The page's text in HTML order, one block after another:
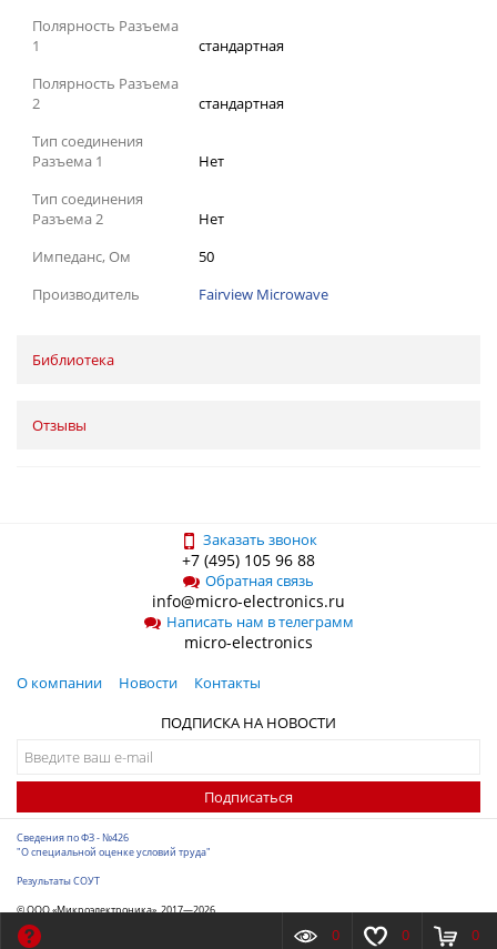
Полярность Разъема
1
стандартная
Полярность Разъема
2
стандартная
Тип соединения
Разъема 1
Нет
Тип соединения
Разъема 2
Нет
Импеданс, Ом
50
Производитель
Fairview Microwave
Библиотека
Отзывы
Заказать звонок
+7 (495) 105 96 88
Обратная связь
info@micro-electronics.ru
Написать нам в телеграмм
micro-electronics
О компании Новости
Контакты
ПОДПИСКА НА НОВОСТИ
Подписаться
Сведения по ФЗ - №426
"О специальной оценке условий труда"
Результаты СОУТ
© ООО «Микроэлектроника», 2017—2026
Разработка сайта
0 0 0